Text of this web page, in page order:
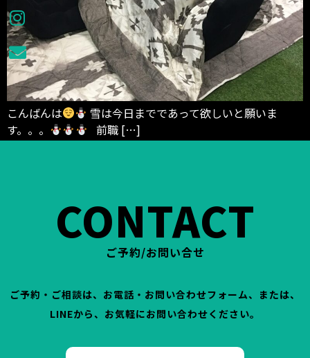
こんばんは
雪は今日までであって欲しいと願いま
す。。。
前職 […]
CONTACT
ご予約/お問い合せ
ご予約・ご相談は、お電話・お問い合わせフォーム、または、
LINEから、お気軽にお問い合わせください。